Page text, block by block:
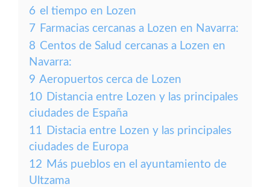
6 el tiempo en Lozen
7 Farmacias cercanas a Lozen en Navarra:
8 Centos de Salud cercanas a Lozen en
Navarra:
9 Aeropuertos cerca de Lozen
10 Distancia entre Lozen y las principales
ciudades de España
11 Distacia entre Lozen y las principales
ciudades de Europa
12 Más pueblos en el ayuntamiento de
Ultzama